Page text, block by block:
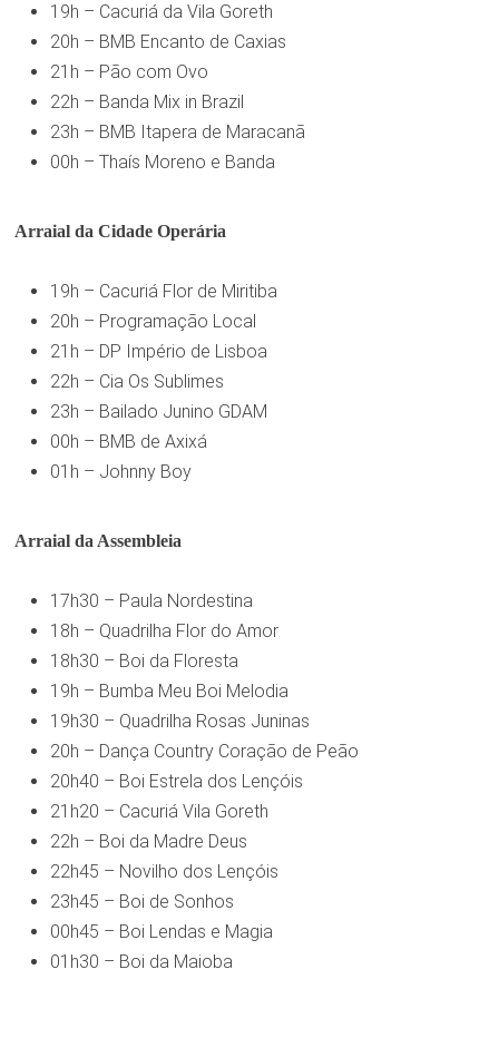
19h – Cacuriá da Vila Goreth
20h – BMB Encanto de Caxias
21h – Pão com Ovo
22h – Banda Mix in Brazil
23h – BMB Itapera de Maracanã
00h – Thaís Moreno e Banda
Arraial da Cidade Operária
19h – Cacuriá Flor de Miritiba
20h – Programação Local
21h – DP Império de Lisboa
22h – Cia Os Sublimes
23h – Bailado Junino GDAM
00h – BMB de Axixá
01h – Johnny Boy
Arraial da Assembleia
17h30 – Paula Nordestina
18h – Quadrilha Flor do Amor
18h30 – Boi da Floresta
19h – Bumba Meu Boi Melodia
19h30 – Quadrilha Rosas Juninas
20h – Dança Country Coração de Peão
20h40 – Boi Estrela dos Lençóis
21h20 – Cacuriá Vila Goreth
22h – Boi da Madre Deus
22h45 – Novilho dos Lençóis
23h45 – Boi de Sonhos
00h45 – Boi Lendas e Magia
01h30 – Boi da Maioba